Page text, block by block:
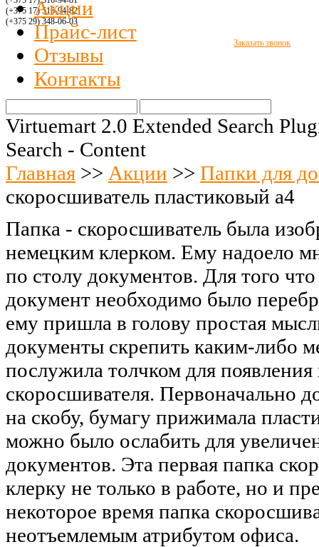
(+375 17) 516-94-82
(+375 29) 348-06-03
Заказать звонок
Акции
Прайс-лист
Отзывы
Контакты
Virtuemart 2.0 Extended Search
Search - Content
Главная >> Акции >> Папки для
скоросшиватель пластиковый а4
Папка - скоросшиватель была
немецким клерком. Ему надоело
по столу документов. Для того
документ необходимо было
ему пришла в голову простая
документы скрепить каким-либо
послужила толчком для
скоросшивателя. Первоначально
на скобу, бумагу прижимала
можно было ослабить для
документов. Эта первая папка
клерку не только в работе, но и
некоторое время папка
неотъемлемым атрибутом офиса.